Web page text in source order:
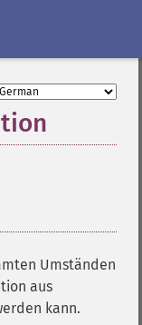
Umständen
aus
kann.